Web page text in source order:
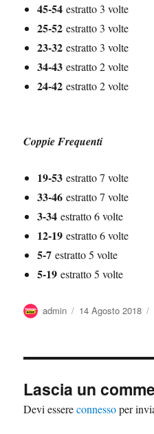
45-54 estratto 3 volte
25-52 estratto 3 volte
23-32 estratto 3 volte
34-43 estratto 2 volte
24-42 estratto 2 volte
Coppie Frequenti
19-53 estratto 7 volte
33-46 estratto 7 volte
3-34 estratto 6 volte
12-19 estratto 6 volte
5-7 estratto 5 volte
5-19 estratto 5 volte
Autore
admin
Pubblicato
14 Agosto 2018
Lascia un
Devi essereconnessoper